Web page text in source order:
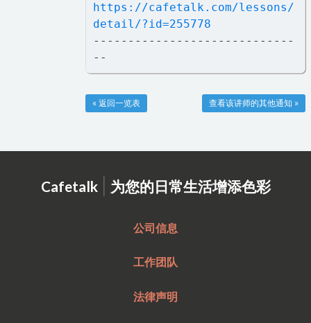
https://cafetalk.com/lessons/
detail/?id=255778
-----------------------------
--
查看该讲师的其他通知 »
« 返回一览表
Cafetalk | 为您的日常生活增添色彩
公司信息
工作团队
法律声明